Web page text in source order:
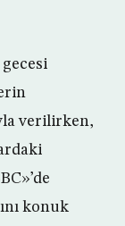
verilirken,
konuk